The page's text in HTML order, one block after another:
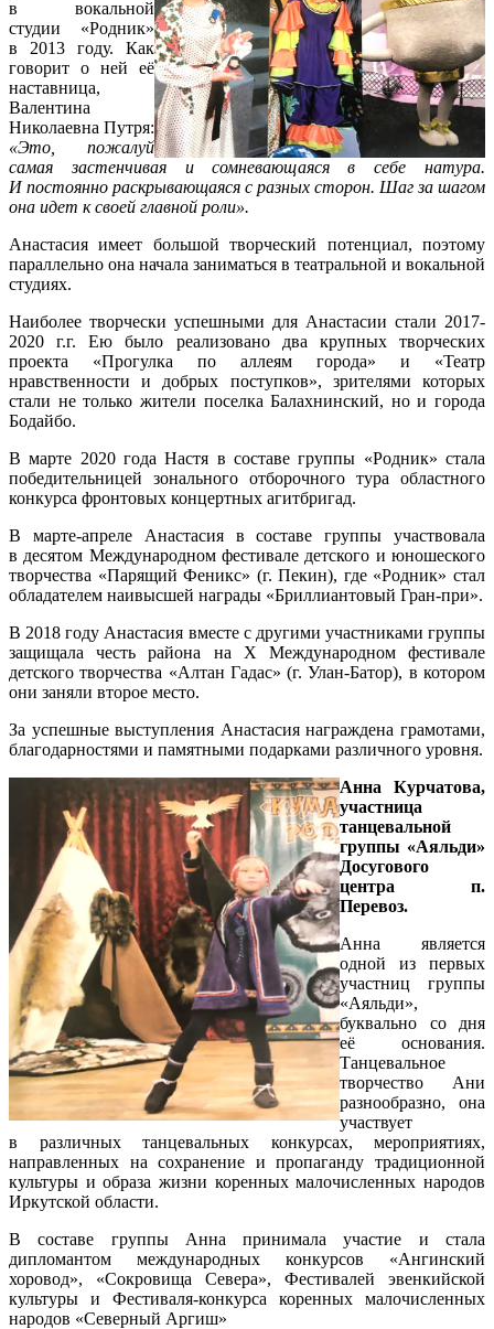
в вокальной
студии «Родник»
в 2013 году. Как
говорит о ней её
наставница,
Валентина
Николаевна Путря:
«Это, пожалуй
самая застенчивая и сомневающаяся в себе натура.
И постоянно раскрывающаяся с разных сторон. Шаг за шагом
она идет к своей главной роли».
Анастасия имеет большой творческий потенциал, поэтому
параллельно она начала заниматься в театральной и вокальной
студиях.
Наиболее творчески успешными для Анастасии стали 2017-
2020 г.г. Ею было реализовано два крупных творческих
проекта «Прогулка по аллеям города» и «Театр
нравственности и добрых поступков», зрителями которых
стали не только жители поселка Балахнинский, но и города
Бодайбо.
В марте 2020 года Настя в составе группы «Родник» стала
победительницей зонального отборочного тура областного
конкурса фронтовых концертных агитбригад.
В марте-апреле Анастасия в составе группы участвовала
в десятом Международном фестивале детского и юношеского
творчества «Парящий Феникс» (г. Пекин), где «Родник» стал
обладателем наивысшей награды «Бриллиантовый Гран-при».
В 2018 году Анастасия вместе с другими участниками группы
защищала честь района на Х Международном фестивале
детского творчества «Алтан Гадас» (г. Улан-Батор), в котором
они заняли второе место.
За успешные выступления Анастасия награждена грамотами,
благодарностями и памятными подарками различного уровня.
Анна Курчатова,
участница
танцевальной
группы «Аяльди»
Досугового
центра п.
Перевоз.
Анна является
одной из первых
участниц группы
«Аяльди»,
буквально со дня
её основания.
Танцевальное
творчество Ани
разнообразно, она
участвует
в различных танцевальных конкурсах, мероприятиях,
направленных на сохранение и пропаганду традиционной
культуры и образа жизни коренных малочисленных народов
Иркутской области.
В составе группы Анна принимала участие и стала
дипломантом международных конкурсов «Ангинский
хоровод», «Сокровища Севера», Фестивалей эвенкийской
культуры и Фестиваля-конкурса коренных малочисленных
народов «Северный Аргиш»